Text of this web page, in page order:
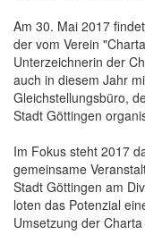
Am 30. Mai 2017
der vom Verein
Unterzeichnerin der
auch in diesem Jahr
Gleichstellungsbüro,
Stadt Göttingen
Im Fokus steht 2017
gemeinsame
Stadt Göttingen am
loten das Potenzial
Umsetzung der